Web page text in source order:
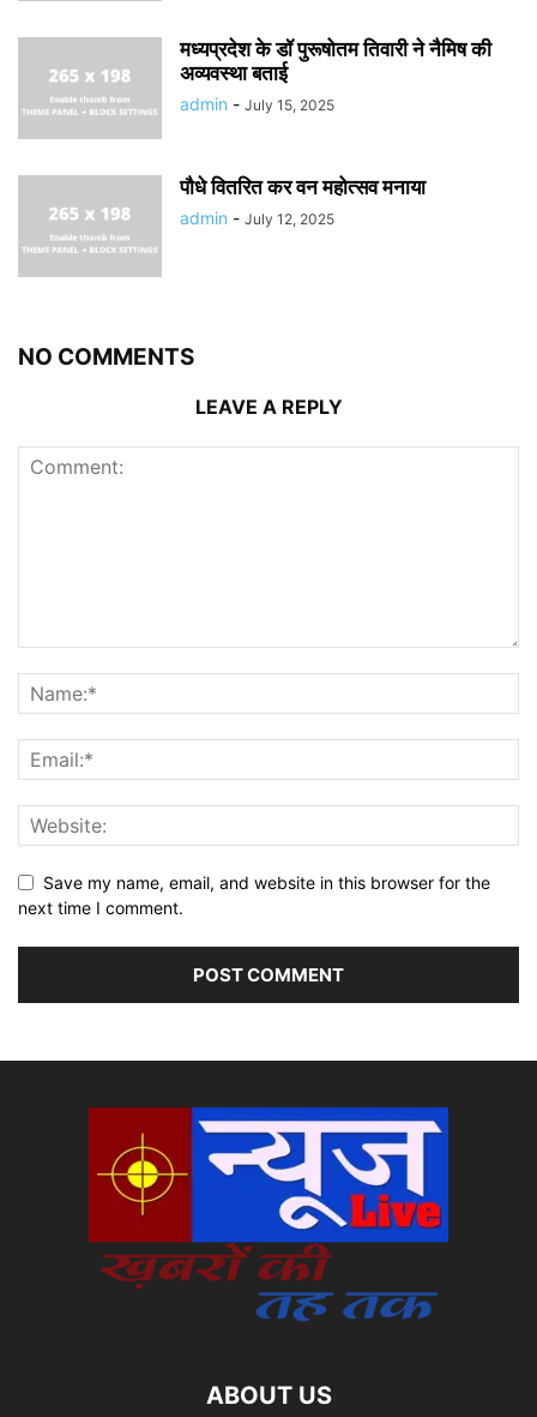
मध्यप्रदेश के डॉ पुरूषोतम तिवारी ने नैमिष की
अव्यवस्था बताई
admin - July 15, 2025
पौधे वितरित कर वन महोत्सव मनाया
admin - July 12, 2025
NO COMMENTS
LEAVE A REPLY
Save my name, email, and website in this browser for the
next time I comment.
ABOUT US